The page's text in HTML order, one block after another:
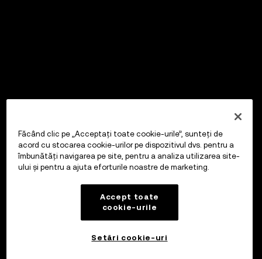
Făcând clic pe „Acceptați toate cookie-urile”, sunteți de
acord cu stocarea cookie-urilor pe dispozitivul dvs. pentru a
îmbunătăți navigarea pe site, pentru a analiza utilizarea site-
ului și pentru a ajuta eforturile noastre de marketing.
Accept toate
cookie-urile
Setări cookie-uri